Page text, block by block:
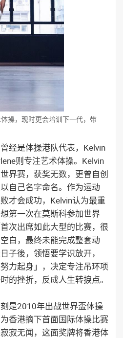
操，现时更会培训下一代，带
经是体操港队代表，Kelvin
则专注艺术体操。Kelvin
界赛，获奖无数，更曾自创
自己名字命名。作为运动
才会成功，Kelvin认为最重
第一次在莫斯科参加世界
次出席如此大型的比赛，很
白，最终未能完成整套动
子後，领悟要学识放开，
力起身」，决定专注吊环项
的挫折，反成人生转捩点。
是2010年出战世界盃体操
香港摘下首面国际体操比赛
寂无闻，这面奖牌将香港体